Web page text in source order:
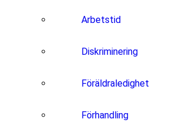
Arbetstid
Diskriminering
Föräldraledighet
Förhandling